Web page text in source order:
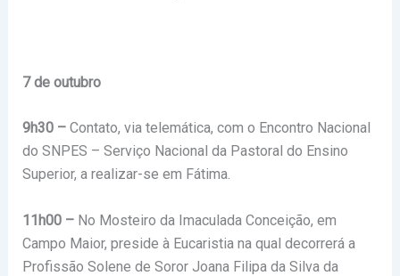
7 de outubro
9h30 –Contato, via telemática, com o Encontro Nacional
do SNPES – Serviço Nacional da Pastoral do Ensino
Superior, a realizar-se em Fátima.
11h00 –No Mosteiro da Imaculada Conceição, em
Campo Maior, preside à Eucaristia na qual decorrerá a
Profissão Solene de Soror Joana Filipa da Silva da